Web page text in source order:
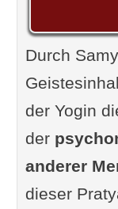
Durch
der Yogin
der
anderer
dieser